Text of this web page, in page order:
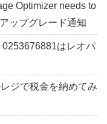
Optimizer needs to
ップグレード通知
0253676881はレオパ
ジで税金を納めてみ